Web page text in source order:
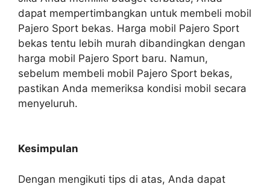
dapat mempertimbangkan untuk membeli mobil
Pajero Sport bekas. Harga mobil Pajero Sport
bekas tentu lebih murah dibandingkan dengan
harga mobil Pajero Sport baru. Namun,
sebelum membeli mobil Pajero Sport bekas,
pastikan Anda memeriksa kondisi mobil secara
menyeluruh.
Kesimpulan
Dengan mengikuti tips di atas, Anda dapat